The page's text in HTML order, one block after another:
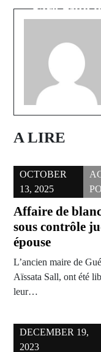
Saré Bidji
A LIRE
OCTOBER
13, 2025
Affaire de
sous contrôle
épouse
L’ancien maire de
Aïssata Sall, ont été
leur…
DECEMBER 19,
2023